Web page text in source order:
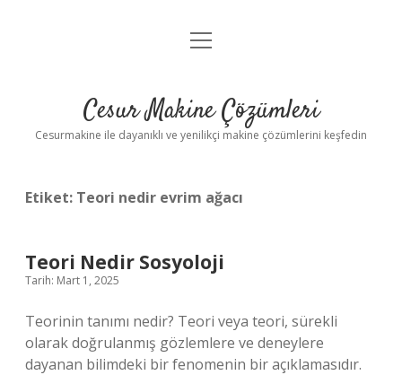
Anasayfa
Yasal Uyarı
menüyü
Cesur Makine Çözümleri
Cesurmakine ile dayanıklı ve yenilikçi makine çözümlerini keşfedin
Etiket: Teori nedir evrim ağacı
Teori Nedir Sosyoloji
Tarih: Mart 1, 2025
Teorinin tanımı nedir? Teori veya teori, sürekli
olarak doğrulanmış gözlemlere ve deneylere
dayanan bilimdeki bir fenomenin bir açıklamasıdır.